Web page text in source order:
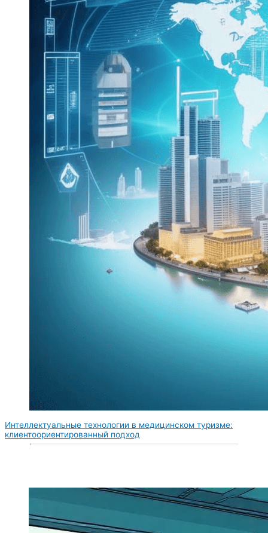
Интеллектуальные технологии в медицинском туризме:
клиентоориентированный подход